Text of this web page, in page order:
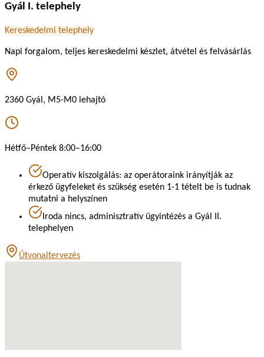
Gyál I. telephely
Kereskedelmi telephely
Napi forgalom, teljes kereskedelmi készlet, átvétel és felvásárlás
2360 Gyál, M5-M0 lehajtó
Hétfő–Péntek 8:00–16:00
Operatív kiszolgálás: az operátoraink irányítják az
érkező ügyfeleket és szükség esetén 1-1 tételt be is tudnak
mutatni a helyszínen
Iroda nincs, adminisztratív ügyintézés a Gyál II.
telephelyen
Útvonaltervezés